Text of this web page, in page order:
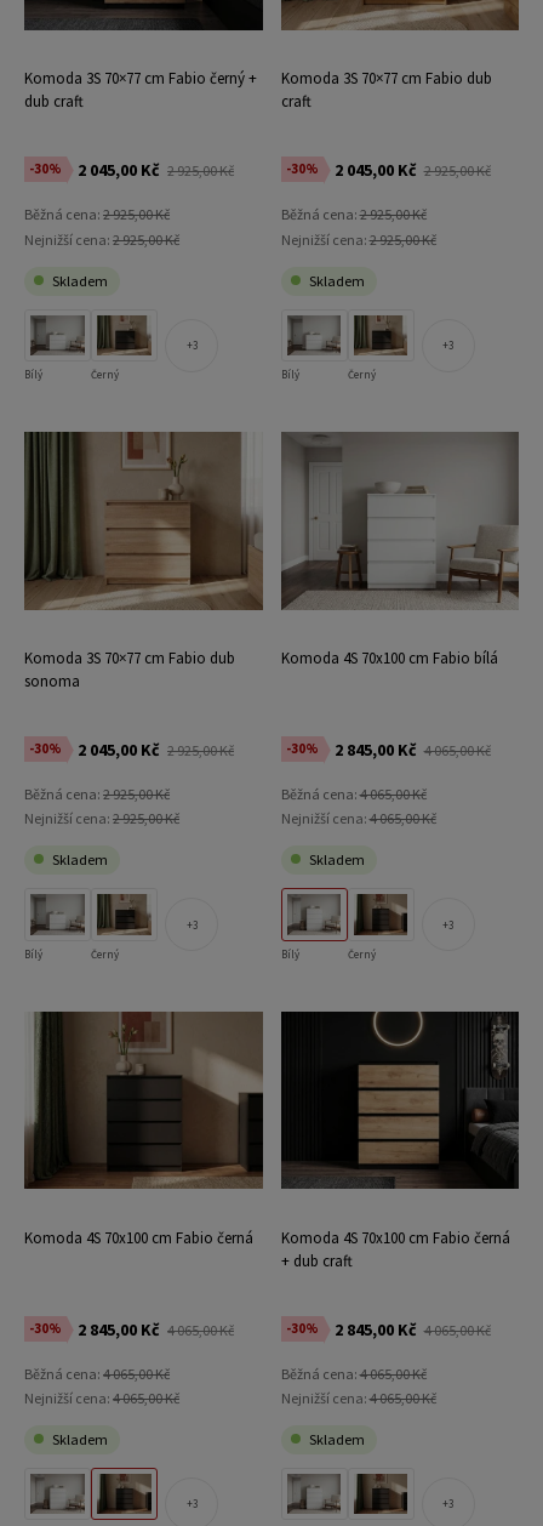
Komoda 3S 70×77 cm Fabio černý +
dub craft
-30% 2 045,00 Kč 2 925,00 Kč
Běžná cena: 2 925,00 Kč
Nejnižší cena: 2 925,00 Kč
Skladem
Bílý Černý
3
Komoda 3S 70×77 cm Fabio dub
craft
-30% 2 045,00 Kč 2 925,00 Kč
Běžná cena:2 925,00 Kč
Nejnižší cena:2 925,00 Kč
Skladem
Bílý Černý
3
Komoda 3S 70×77 cm Fabio dub
sonoma
-30% 2 045,00 Kč 2 925,00 Kč
Běžná cena: 2 925,00 Kč
Nejnižší cena: 2 925,00 Kč
Skladem
Bílý Černý
3
Komoda 4S 70x100 cm Fabio bílá
-30% 2 845,00 Kč 4 065,00 Kč
Běžná cena:4 065,00 Kč
Nejnižší cena:4 065,00 Kč
Skladem
Bílý Černý
3
Komoda 4S 70x100 cm Fabio černá
-30% 2 845,00 Kč 4 065,00 Kč
Běžná cena: 4 065,00 Kč
Nejnižší cena: 4 065,00 Kč
Skladem
3
Komoda 4S 70x100 cm Fabio černá
+ dub craft
-30% 2 845,00 Kč 4 065,00 Kč
Běžná cena:4 065,00 Kč
Nejnižší cena:4 065,00 Kč
Skladem
3